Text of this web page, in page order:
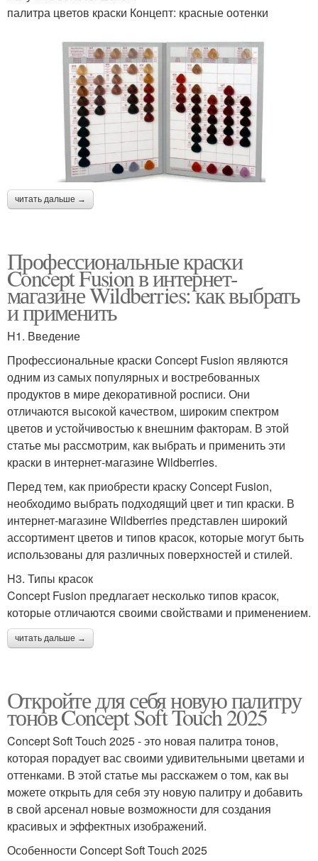
палитра цветов краски Концепт: красные оотенки
читать дальше →
Профессиональные краски
Concept Fusion в интернет-
магазине Wildberries: как выбрать
и применить
H1. Введение
Профессиональные краски Concept Fusion являются
одним из самых популярных и востребованных
продуктов в мире декоративной росписи. Они
отличаются высокой качеством, широким спектром
цветов и устойчивостью к внешним факторам. В этой
статье мы рассмотрим, как выбрать и применить эти
краски в интернет-магазине Wildberries.
Перед тем, как приобрести краску Concept Fusion,
необходимо выбрать подходящий цвет и тип краски. В
интернет-магазине Wildberries представлен широкий
ассортимент цветов и типов красок, которые могут быть
использованы для различных поверхностей и стилей.
H3. Типы красок
Concept Fusion предлагает несколько типов красок,
которые отличаются своими свойствами и применением.
читать дальше →
Откройте для себя новую палитру
тонов Concept Soft Touch 2025
Concept Soft Touch 2025 - это новая палитра тонов,
которая порадует вас своими удивительными цветами и
оттенками. В этой статье мы расскажем о том, как вы
можете открыть для себя эту новую палитру и добавить
в свой арсенал новые возможности для создания
красивых и эффектных изображений.
Особенности Concept Soft Touch 2025